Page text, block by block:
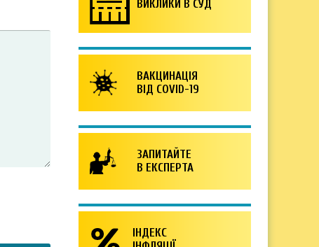
ВИКЛИКИ В СУД
ВАКЦИНАЦІЯ
ВІД COVID-19
ЗАПИТАЙТЕ
В ЕКСПЕРТА
ІНДЕКС